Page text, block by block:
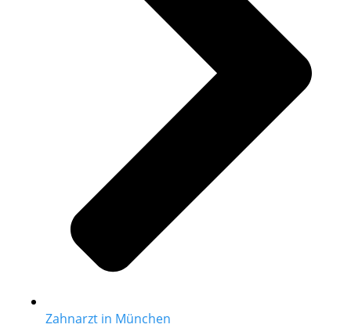
Zahnarzt in München